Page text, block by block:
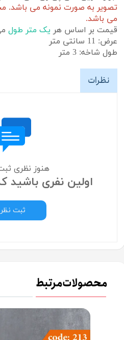
می باشد.
قیمت بر اساس هر یک متر طول
عرض: 11 سانتی متر
طول شاخه: 3 متر
نظرات
هنوز نظری
اولین نفری باشید
ثبت نظر
محصولات مرتبط